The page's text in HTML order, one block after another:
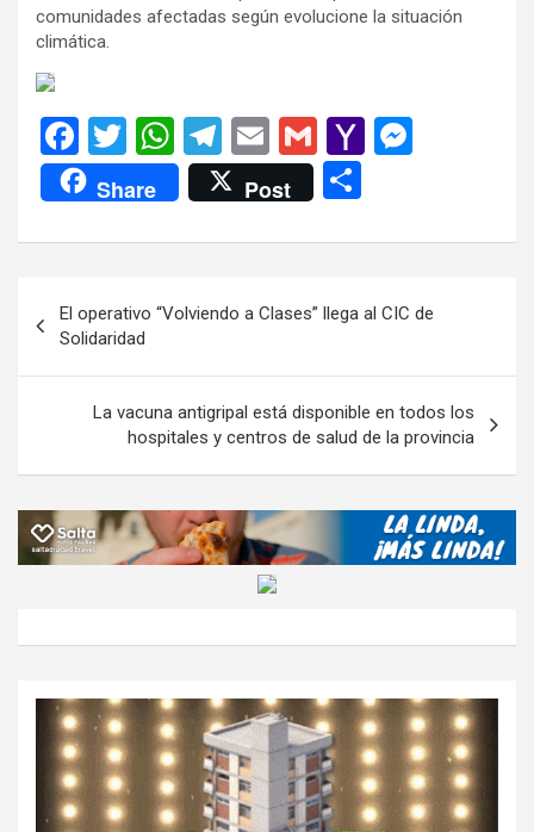
comunidades afectadas según evolucione la situación
climática.
F
a
ce
b
o
k
T
wi
tt
er
W
h
at
s
p
p
T
el
e
gr
m
E
m
ail
G
m
ail
Y
o
M
ail
n
er
Share Post
m
p
ar
tir
de
entradas
El operativo “Volviendo a Clases” llega al CIC de
Solidaridad
La vacuna antigripal está disponible en todos los
hospitales y centros de salud de la provincia